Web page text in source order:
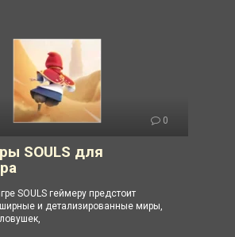
0
SOULS для
SOULS геймеру предстоит
и детализированные миры,